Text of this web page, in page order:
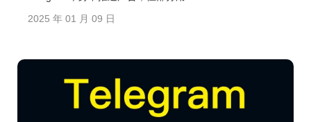
2025 年 01 月 09 日